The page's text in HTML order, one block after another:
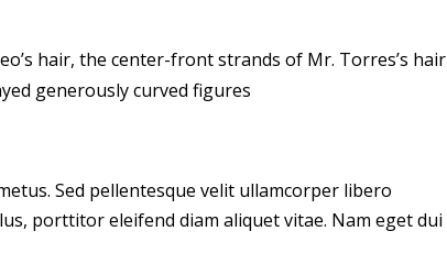
hair, the center-front strands of Mr. Torres’s hair
generously curved figures
Sed pellentesque velit ullamcorper libero
porttitor eleifend diam aliquet vitae. Nam eget dui